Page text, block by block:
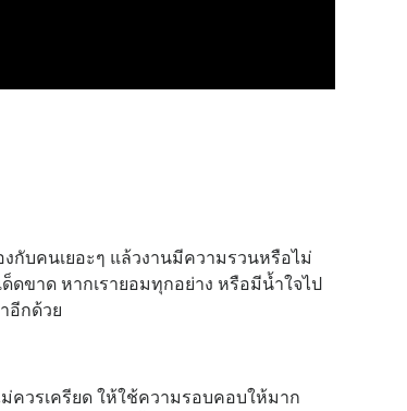
งกับคนเยอะๆ แล้วงานมีความรวนหรือไม่
ดขาด หากเรายอมทุกอย่าง หรือมีน้ำใจไป
อีกด้วย
ควรเครียด ให้ใช้ความรอบคอบให้มาก